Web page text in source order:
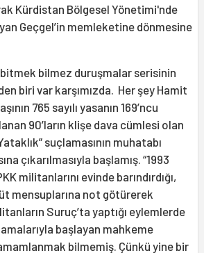
Kürdistan Bölgesel Yönetimi'nde
Geçgel’in memleketine dönmesine
bilmez duruşmalar serisinin
biri var karşımızda. Her şey Hamit
765 sayılı yasanın 169’ncu
90’ların klişe dava cümlesi olan
suçlamasının muhatabı
çıkarılmasıyla başlamış. “1993
militanlarını evinde barındırdığı,
mensuplarına not götürerek
Suruç’ta yaptığı eylemlerde
başlayan mahkeme
bilmemiş. Çünkü yine bir